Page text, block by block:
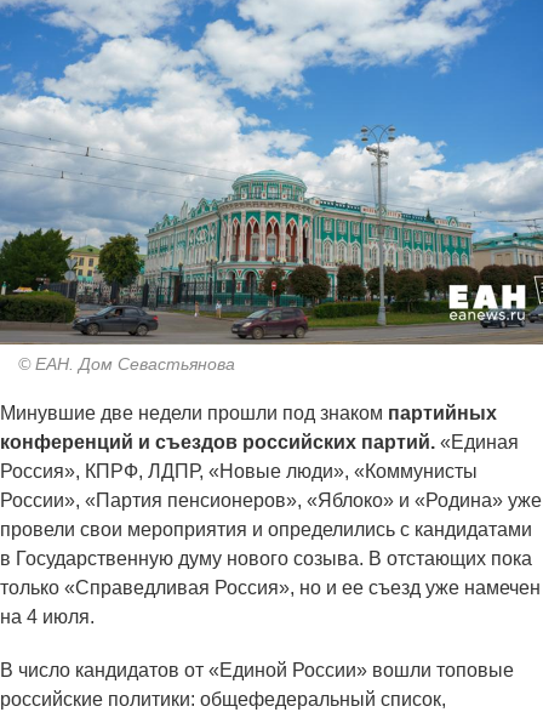
© ЕАН. Дом Севастьянова
Минувшие две недели прошли под знаком партийных
конференций и съездов российских партий. «Единая
Россия», КПРФ, ЛДПР, «Новые люди», «Коммунисты
России», «Партия пенсионеров», «Яблоко» и «Родина» уже
провели свои мероприятия и определились с кандидатами
в Государственную думу нового созыва. В отстающих пока
только «Справедливая Россия», но и ее съезд уже намечен
на 4 июля.
В число кандидатов от «Единой России» вошли топовые
российские политики: общефедеральный список,